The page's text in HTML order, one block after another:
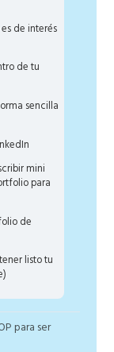
de interés
de tu
sencilla
mini
para
de
listo tu
para ser